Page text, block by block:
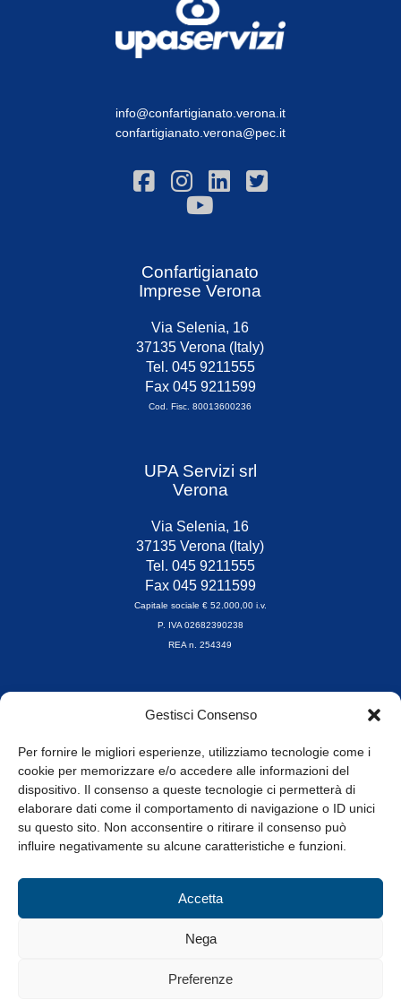
Gestisci Consenso
Per fornire le migliori esperienze, utilizziamo tecnologie come i
cookie per memorizzare e/o accedere alle informazioni del
dispositivo. Il consenso a queste tecnologie ci permetterà di
elaborare dati come il comportamento di navigazione o ID unici
su questo sito. Non acconsentire o ritirare il consenso può
influire negativamente su alcune caratteristiche e funzioni.
Accetta
Nega
Preferenze
info@confartigianato.verona.it
confartigianato.verona@pec.it
Confartigianato
Imprese Verona
Via Selenia, 16
37135 Verona (Italy)
Tel. 045 9211555
Fax 045 9211599
Cod. Fisc. 80013600236
UPA Servizi srl
Verona
Via Selenia, 16
37135 Verona (Italy)
Tel. 045 9211555
Fax 045 9211599
Capitale sociale € 52.000,00 i.v.
P. IVA 02682390238
REA n. 254349
Orari di apertura
8.30-13.00 / 14.00-17.30
Whistleblowing
© Tutti i diritti riservati
Privacy Policy e Cookie|Informativa Cookie